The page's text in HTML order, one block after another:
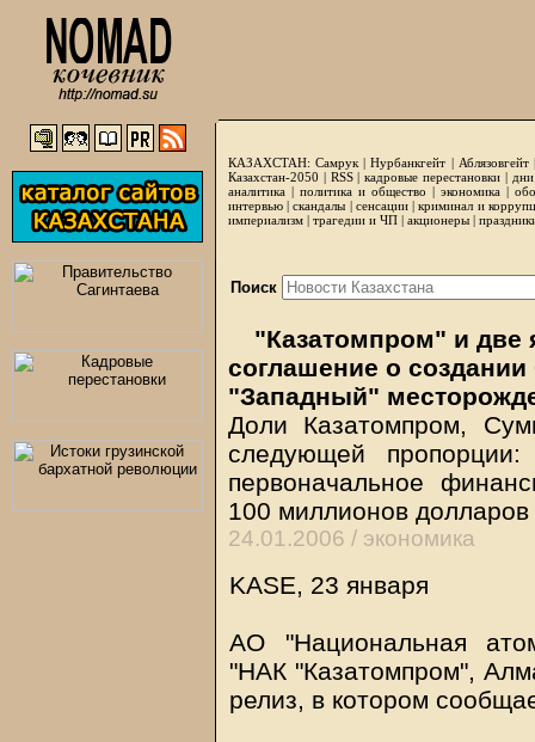
КАЗАХСТАН: Самрук |Нурбанкгейт | Аблязовгейт
Казахстан-2050 | RSS|кадровые перестановки|
аналитика | политика и общество | экономика |
интервью |скандалы | сенсации|криминал и
империализм | трагедии и ЧП | акционеры |
Поиск
"Казатомпром" и две
соглашение о создании
"Западный"
Доли Казатомпром,
следующей
первоначальное
100 миллионов
24.01.2006 / экономика
KASE, 23 января
АО "Национальная
"НАК "Казатомпром",
релиз, в котором